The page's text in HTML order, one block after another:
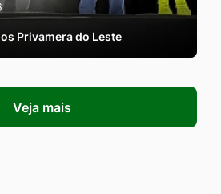
Privamera do Leste
Veja mais